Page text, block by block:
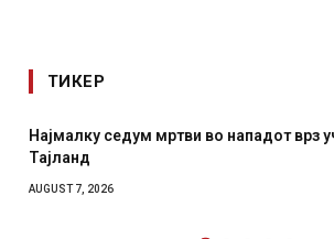
ТИКЕР
Најмалку седум мртви во нападот врз
Тајланд
AUGUST 7, 2026